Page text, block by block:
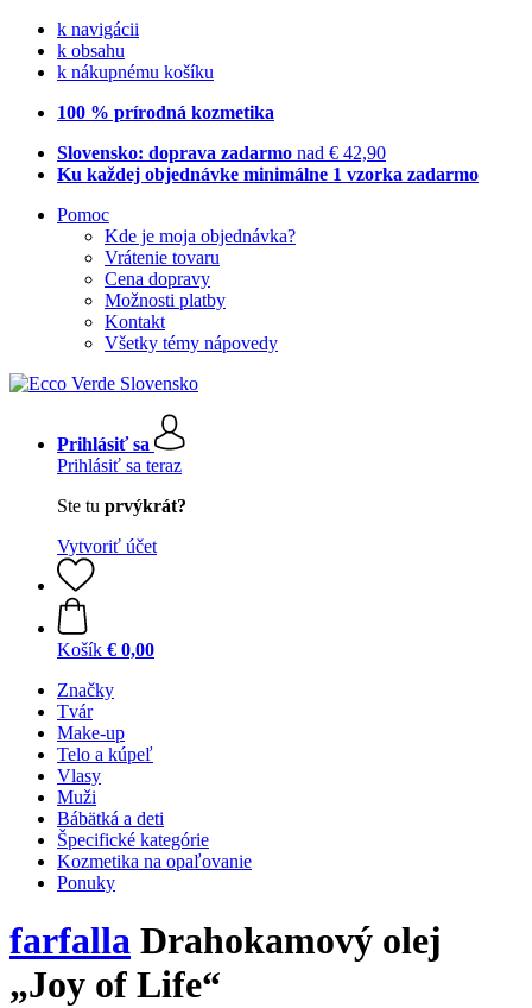
k navigácii
k obsahu
k nákupnému košíku
100 % prírodná kozmetika
Slovensko: doprava zadarmo nad € 42,90
Ku každej objednávke minimálne 1 vzorka zadarmo
Pomoc
Kde je moja objednávka?
Vrátenie tovaru
Cena dopravy
Možnosti platby
Kontakt
Všetky témy nápovedy
Prihlásiť sa
Prihlásiť sa teraz
Ste tu prvýkrát?
Vytvoriť účet
Košík € 0,00
Značky
Tvár
Make-up
Telo a kúpeľ
Vlasy
Muži
Bábätká a deti
Špecifické kategórie
Kozmetika na opaľovanie
Ponuky
farfalla Drahokamový olej
„Joy of Life“